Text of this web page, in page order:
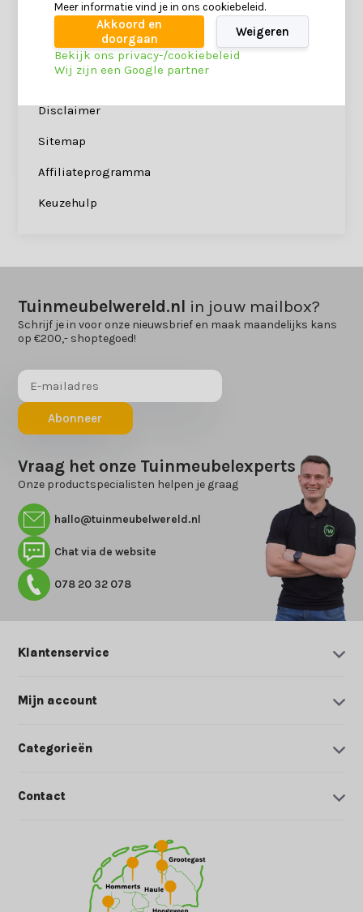
Onze winkels
Algemene voorwaarden
Privacy Policy
Disclaimer
Sitemap
Affiliateprogramma
Keuzehulp
Tuinmeubelwereld.nl in jouw mailbox?
Schrijf je in voor onze nieuwsbrief en maak maandelijks kans
op €200,- shoptegoed!
Abonneer
Vraag het onze Tuinmeubelexperts
Onze productspecialisten helpen je graag
hallo@tuinmeubelwereld.nl
Chat via de website
078 20 32 078
Klantenservice
Mijn account
Categorieën
Contact
Meer informatie vind je in ons cookiebeleid.
Akkoord en
doorgaan
Weigeren
Bekijk ons privacy-/cookiebeleid
Wij zijn een Google partner